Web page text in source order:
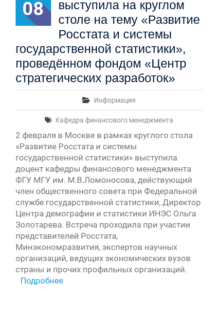
08
выступила на круглом
столе на тему «Развитие
Росстата и системы
государственной статистики»,
проведённом фондом «Центр
стратегических разработок»
Информация
Кафедра финансового менеджмента
2 февраля в Москве в рамках круглого стола
«Развитие Росстата и системы
государственной статистики» выступила
доцент кафедры финансового менеджмента
ФГУ МГУ им. М.В.Ломоносова, действующий
член общественного совета при Федеральной
службе государственной статистики, Директор
Центра демографии и статистики ИНЭС Ольга
Золотарева. Встреча проходила при участии
представителей Росстата,
Минэкономразвития, экспертов научных
организаций, ведущих экономических вузов
страны и прочих профильных организаций.
Подробнее